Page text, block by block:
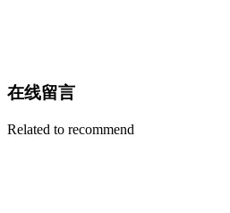
在线留言
Related to recommend